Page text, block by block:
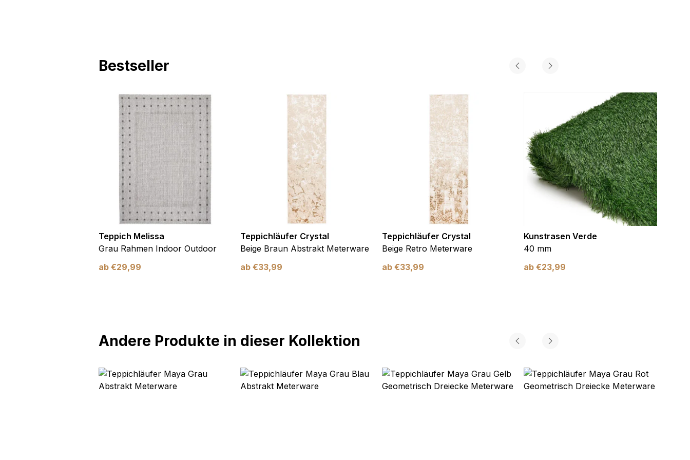
Bestseller
Teppich Melissa
Grau Rahmen Indoor Outdoor
ab €29,99
Teppichläufer Crystal
Beige Braun Abstrakt Meterware
ab €33,99
Teppichläufer Crystal
Beige Retro Meterware
ab €33,99
Kunstrasen Verde
40 mm
ab €23,99
Andere Produkte in dieser Kollektion